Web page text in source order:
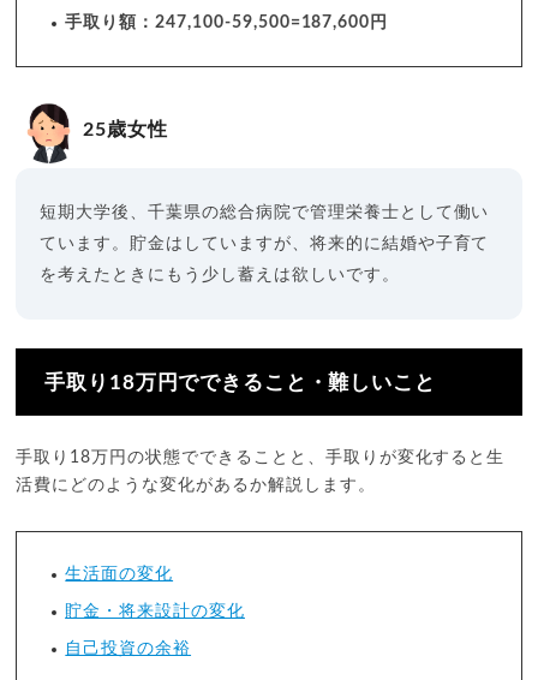
手取り額：247,100-59,500=187,600円
25歳女性
短期大学後、千葉県の総合病院で管理栄養士として働い
ています。貯金はしていますが、将来的に結婚や子育て
を考えたときにもう少し蓄えは欲しいです。
手取り18万円でできること・難しいこと
手取り18万円の状態でできることと、手取りが変化すると生
活費にどのような変化があるか解説します。
生活面の変化
貯金・将来設計の変化
自己投資の余裕